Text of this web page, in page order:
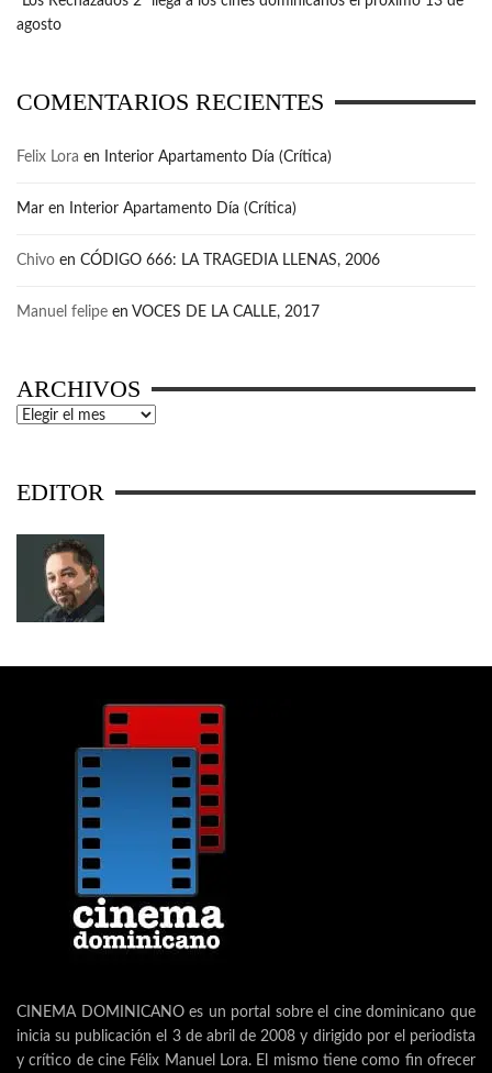
agosto
COMENTARIOS RECIENTES
Felix Lora en Interior Apartamento Día (Crítica)
Mar en Interior Apartamento Día (Crítica)
Chivo en CÓDIGO 666: LA TRAGEDIA LLENAS, 2006
Manuel felipe en VOCES DE LA CALLE, 2017
ARCHIVOS
Archivos
EDITOR
CINEMA DOMINICANO es un portal sobre el cine dominicano que
inicia su publicación el 3 de abril de 2008 y dirigido por el periodista
y crítico de cine Félix Manuel Lora. El mismo tiene como fin ofrecer